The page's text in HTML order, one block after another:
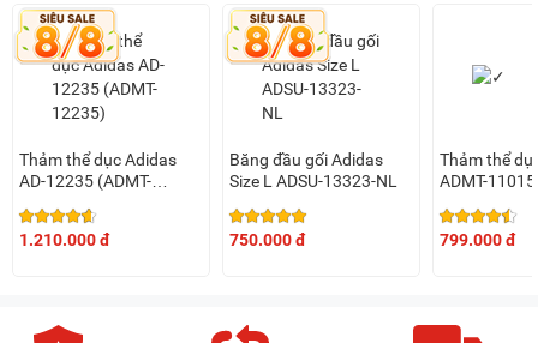
Thảm thể dục Adidas
AD-12235 (ADMT-
1.210.000 đ
Băng đầu gối Adidas
Size L ADSU-13323-NL
750.000 đ
Thảm thể
ADMT-
799.000 đ